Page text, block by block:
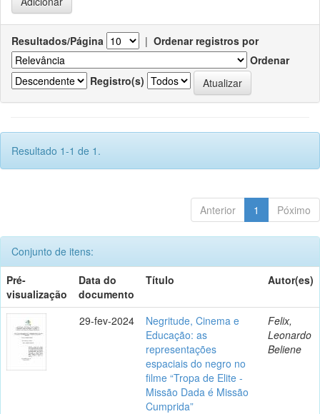
Resultados/Página | Ordenar registros por
Ordenar
Registro(s)
Resultado 1-1 de 1.
Anterior 1 Póximo
Conjunto de itens:
Pré-
visualização
Data do
documento
Título Autor(es)
29-fev-2024
Negritude, Cinema e
Educação: as
representações
espaciais do negro no
filme “Tropa de Elite -
Missão Dada é Missão
Cumprida”
Felix,
Leonardo
Beliene